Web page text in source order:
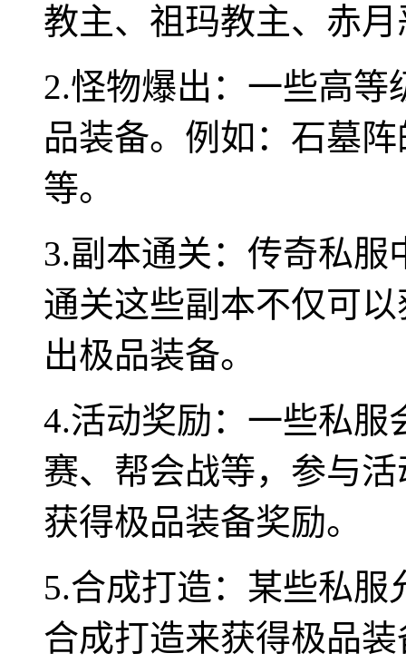
教主、祖玛教主、赤
2.怪物爆出：一些高
品装备。例如：石墓
等。
3.副本通关：传奇私
通关这些副本不仅可
出极品装备。
4.活动奖励：一些私服
赛、帮会战等，参与
获得极品装备奖励。
5.合成打造：某些私
合成打造来获得极品装